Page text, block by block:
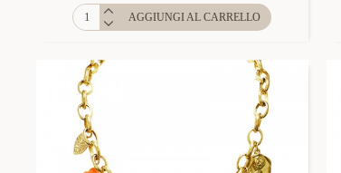
AGGIUNGI AL CARRELLO